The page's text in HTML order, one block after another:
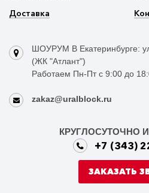
Доставка
ШОУРУМ В Екатеринбурге:
(ЖК "Атлант")
Работаем Пн-Пт с 9:00 до
zakaz@uralblock.ru
КРУГЛОСУТОЧНО
+7 (343)
ЗАКАЗАТЬ